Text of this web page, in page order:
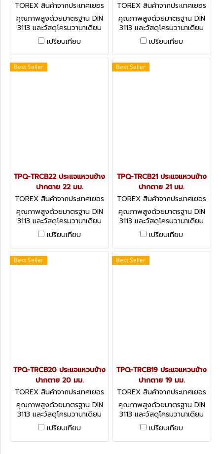
TOREX สินค้าจากประเทศเยอร
มัน TPQ-TRCB24
คุณภาพสูงด้วยมาตรฐาน DIN
3113 และวัสดุโครมวานาเดียม
(CHROME VANADIUM)
COMBINATION SPANNERS -
DIN 3113 (METRIC)
เปรียบเทียบ
TOREX สินค้าจากประเทศเยอร
มัน TPQ-TRCB23
คุณภาพสูงด้วยมาตรฐาน DIN
3113 และวัสดุโครมวานาเดียม
(CHROME VANADIUM)
COMBINATION SPANNERS -
DIN 3113 (METRIC)
เปรียบเทียบ
Best Seller
TPQ-TRCB22 ประแจแหวนข้าง
ปากตาย 22 มม.
TOREX สินค้าจากประเทศเยอร
มัน TPQ-TRCB22
คุณภาพสูงด้วยมาตรฐาน DIN
3113 และวัสดุโครมวานาเดียม
(CHROME VANADIUM)
COMBINATION SPANNERS -
DIN 3113 (METRIC)
เปรียบเทียบ
Best Seller
TPQ-TRCB21 ประแจแหวนข้าง
ปากตาย 21 มม.
TOREX สินค้าจากประเทศเยอร
มัน TPQ-TRCB21
คุณภาพสูงด้วยมาตรฐาน DIN
3113 และวัสดุโครมวานาเดียม
(CHROME VANADIUM)
COMBINATION SPANNERS -
DIN 3113 (METRIC)
เปรียบเทียบ
Best Seller
TPQ-TRCB20 ประแจแหวนข้าง
ปากตาย 20 มม.
TOREX สินค้าจากประเทศเยอร
มัน TPQ-TRCB20
คุณภาพสูงด้วยมาตรฐาน DIN
3113 และวัสดุโครมวานาเดียม
(CHROME VANADIUM)
COMBINATION SPANNERS -
DIN 3113 (METRIC)
เปรียบเทียบ
Best Seller
TPQ-TRCB19 ประแจแหวนข้าง
ปากตาย 19 มม.
TOREX สินค้าจากประเทศเยอร
มัน TPQ-TRCB19
คุณภาพสูงด้วยมาตรฐาน DIN
3113 และวัสดุโครมวานาเดียม
(CHROME VANADIUM)
COMBINATION SPANNERS -
DIN 3113 (METRIC)
เปรียบเทียบ